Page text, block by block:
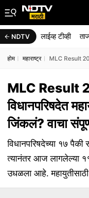
NDTV लाईव्ह टीव्ही
होम महाराष्ट्र MLC Result
MLC Result
विधानपरिषदेत
जिंकलं? वाचा
विधानपरिषदेच्या १७ पैकी
त्यानंतर आज लागलेल्या
उधळला आहे. महायुतीसाठी